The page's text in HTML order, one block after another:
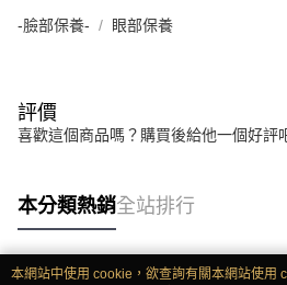
-臉部保養- 眼部保養
評價
喜歡這個商品嗎？購買後給他一個好評
本分類熱銷全站排行
本網站中使用 cookie，欲查詢有關本網站使用